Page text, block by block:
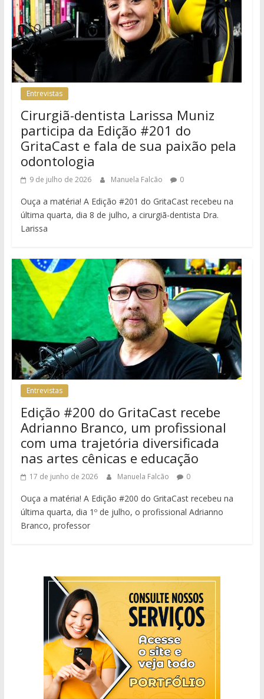
Entrevistas
Cirurgiã-dentista Larissa Muniz
participa da Edição #201 do
GritaCast e fala de sua paixão pela
odontologia
9 de julho de 2026 Manuela Falcão 0
Ouça a matéria! A Edição #201 do GritaCast recebeu na
última quarta, dia 8 de julho, a cirurgiã-dentista Dra.
Larissa
Entrevistas
Edição #200 do GritaCast recebe
Adrianno Branco, um profissional
com uma trajetória diversificada
nas artes cênicas e educação
17 de junho de 2026 Manuela Falcão 0
Ouça a matéria! A Edição #200 do GritaCast recebeu na
última quarta, dia 1º de julho, o profissional Adrianno
Branco, professor